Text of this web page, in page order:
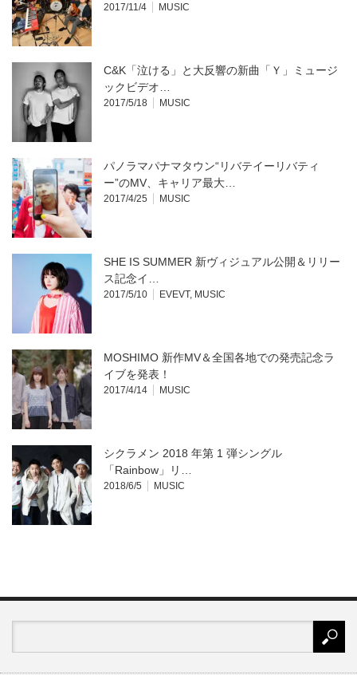
2017/11/4 MUSIC
C&K「泣ける」と大反響の新曲「Ｙ」ミュージ
ックビデオ…
2017/5/18 MUSIC
パノラマパナマタウン“リバテイーリバティ
ー”のMV、キャリア最大…
2017/4/25 MUSIC
SHE IS SUMMER 新ヴィジュアル公開＆リリー
ス記念イ…
2017/5/10 EVEVT, MUSIC
MOSHIMO 新作MV＆全国各地での発売記念ラ
イブを発表！
2017/4/14 MUSIC
シクラメン 2018 年第 1 弾シングル
「Rainbow」リ…
2018/6/5 MUSIC